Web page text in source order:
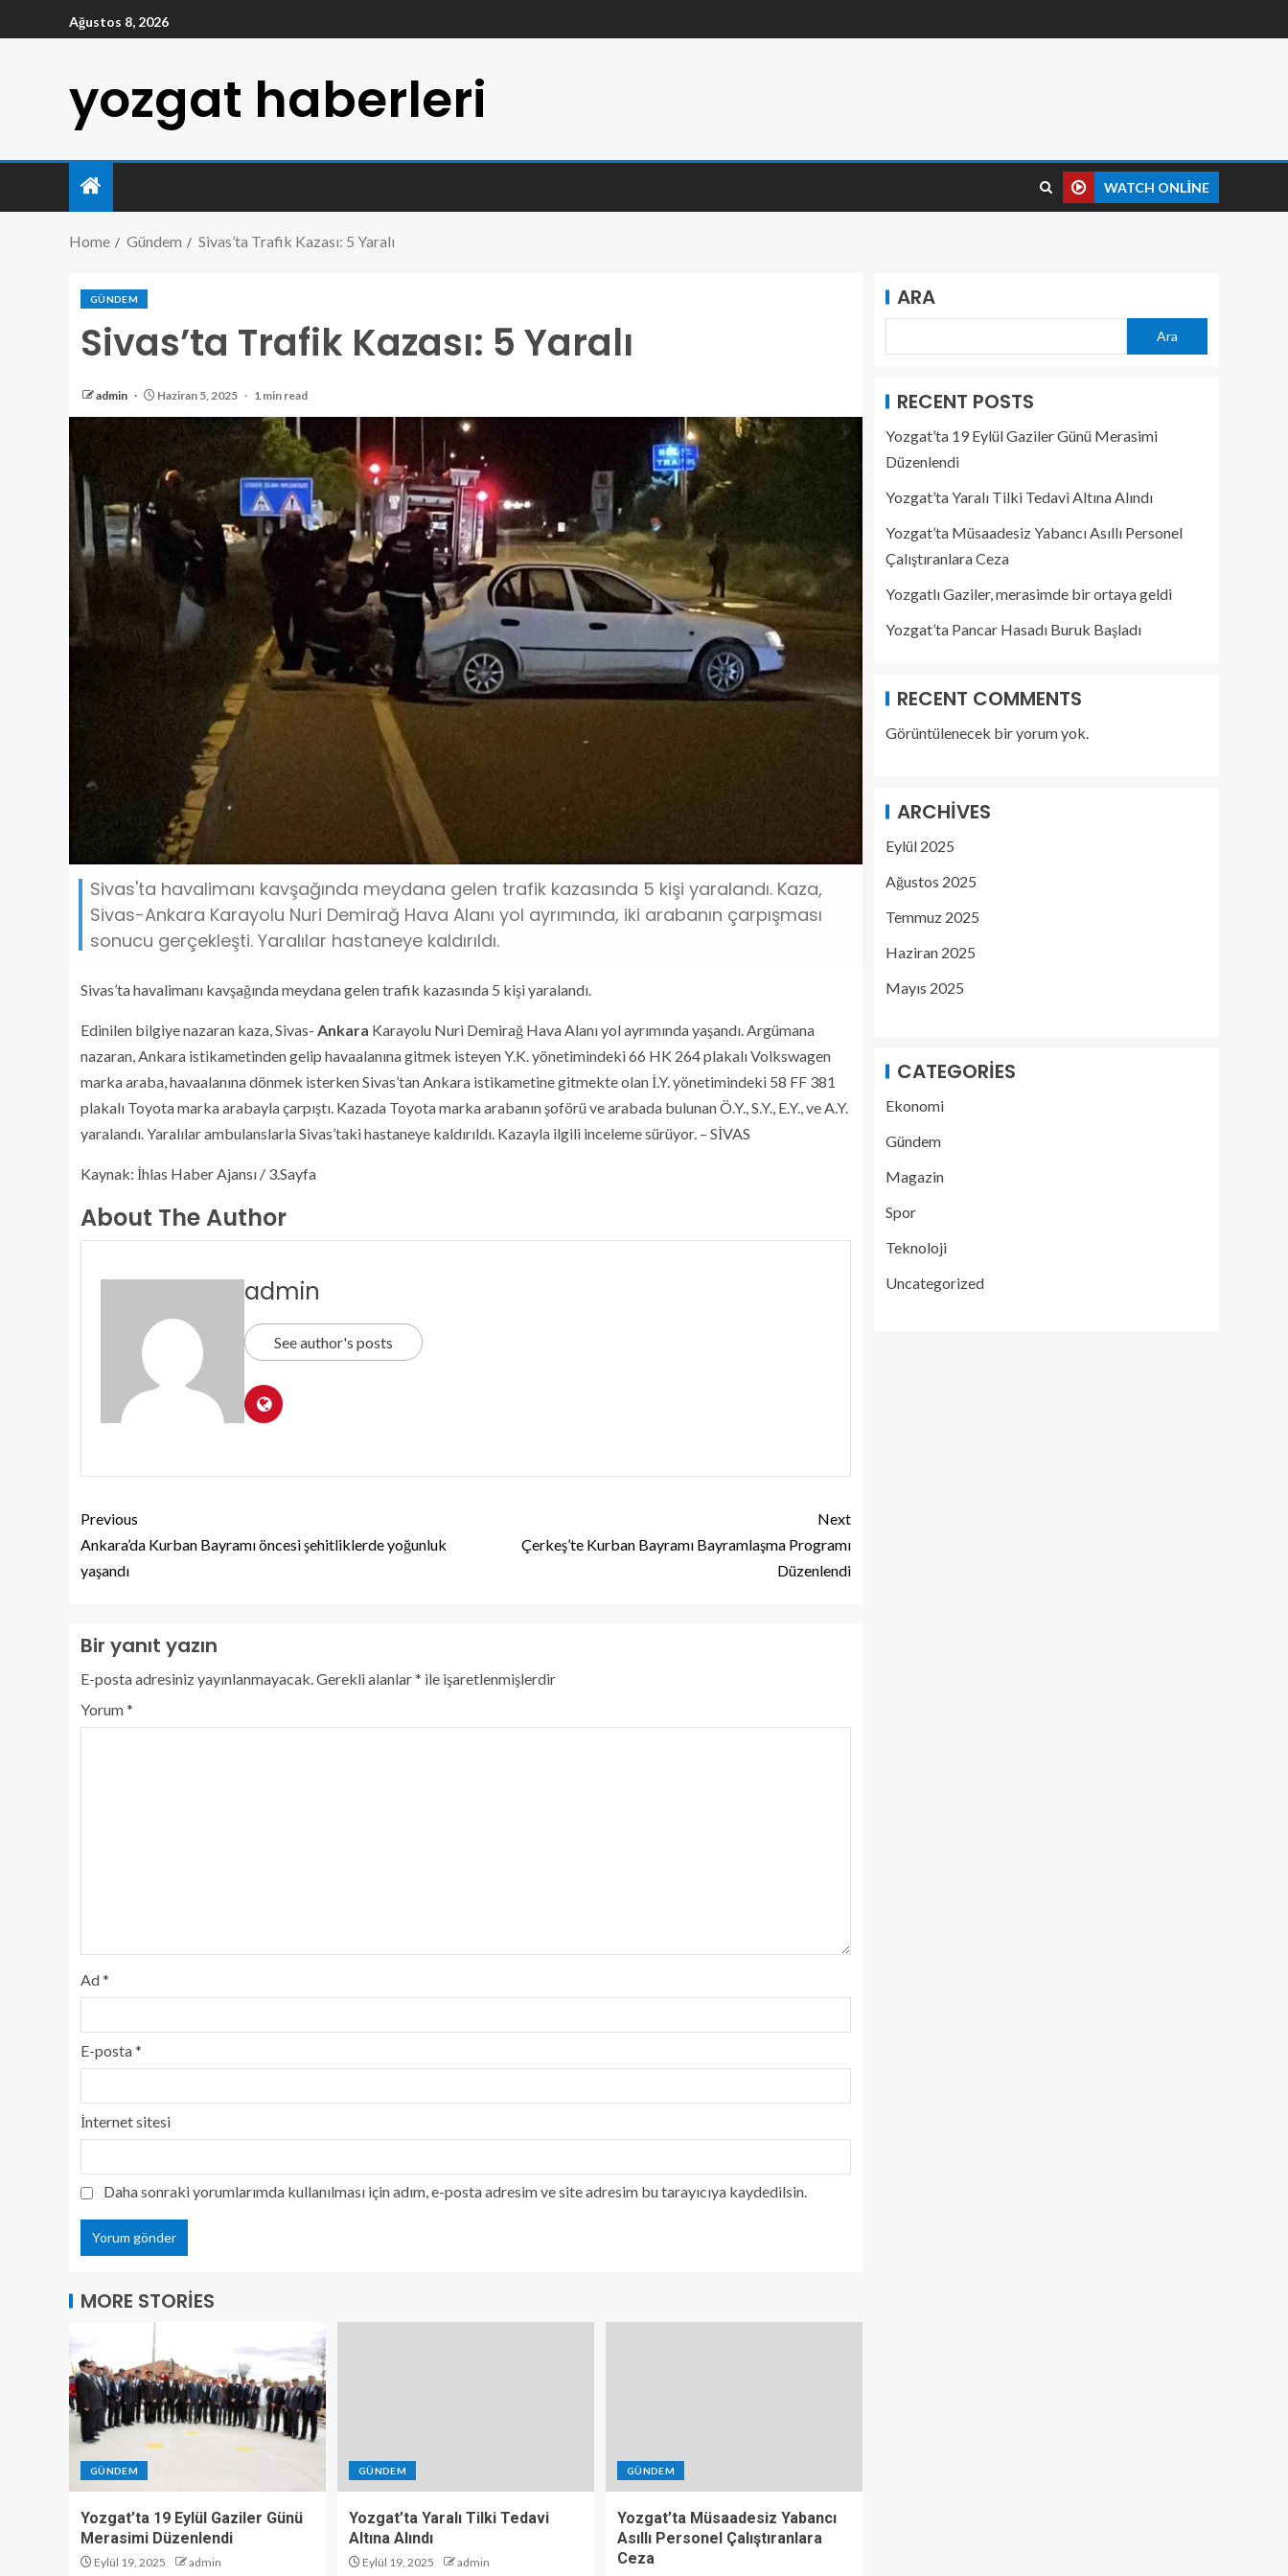
Ağustos 8, 2026
yozgat haberleri
WATCH ONLINE
Home Gündem Sivas’ta Trafik Kazası: 5 Yaralı
GÜNDEM
Sivas’ta Trafik Kazası: 5 Yaralı
admin Haziran 5, 2025 1 min read
Sivas'ta havalimanı kavşağında meydana gelen trafik kazasında 5 kişi yaralandı. Kaza,
Sivas-Ankara Karayolu Nuri Demirağ Hava Alanı yol ayrımında, iki arabanın çarpışması
sonucu gerçekleşti. Yaralılar hastaneye kaldırıldı.
Sivas’ta havalimanı kavşağında meydana gelen trafik kazasında 5 kişi yaralandı.
Edinilen bilgiye nazaran kaza, Sivas- Ankara Karayolu Nuri Demirağ Hava Alanı yol ayrımında yaşandı. Argümana
nazaran, Ankara istikametinden gelip havaalanına gitmek isteyen Y.K. yönetimindeki 66 HK 264 plakalı Volkswagen
marka araba, havaalanına dönmek isterken Sivas’tan Ankara istikametine gitmekte olan İ.Y. yönetimindeki 58 FF 381
plakalı Toyota marka arabayla çarpıştı. Kazada Toyota marka arabanın şoförü ve arabada bulunan Ö.Y., S.Y., E.Y., ve A.Y.
yaralandı. Yaralılar ambulanslarla Sivas’taki hastaneye kaldırıldı. Kazayla ilgili inceleme sürüyor. – SİVAS
Kaynak: İhlas Haber Ajansı / 3.Sayfa
About The Author
admin
See author's posts
Previous
Ankara’da Kurban Bayramı öncesi şehitliklerde yoğunluk
yaşandı
Next
Çerkeş’te Kurban Bayramı Bayramlaşma Programı
Düzenlendi
Bir yanıt yazın
E-posta adresiniz yayınlanmayacak. Gerekli alanlar* ile işaretlenmişlerdir
Yorum*
Ad*
E-posta*
İnternet sitesi
Daha sonraki yorumlarımda kullanılması için adım, e-posta adresim ve site adresim bu tarayıcıya kaydedilsin.
MORE STORIES
GÜNDEM
Yozgat’ta 19 Eylül Gaziler Günü
Merasimi Düzenlendi
Eylül 19, 2025 admin
GÜNDEM
Yozgat’ta Yaralı Tilki Tedavi
Altına Alındı
Eylül 19, 2025 admin
GÜNDEM
Yozgat’ta Müsaadesiz Yabancı
Asıllı Personel Çalıştıranlara
Ceza
ARA
Ara
RECENT POSTS
Yozgat’ta 19 Eylül Gaziler Günü Merasimi
Düzenlendi
Yozgat’ta Yaralı Tilki Tedavi Altına Alındı
Yozgat’ta Müsaadesiz Yabancı Asıllı Personel
Çalıştıranlara Ceza
Yozgatlı Gaziler, merasimde bir ortaya geldi
Yozgat’ta Pancar Hasadı Buruk Başladı
RECENT COMMENTS
Görüntülenecek bir yorum yok.
ARCHIVES
Eylül 2025
Ağustos 2025
Temmuz 2025
Haziran 2025
Mayıs 2025
CATEGORIES
Ekonomi
Gündem
Magazin
Spor
Teknoloji
Uncategorized